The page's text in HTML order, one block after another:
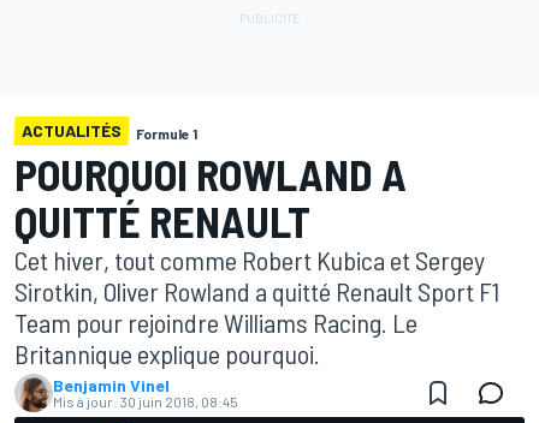
ACTUALITÉS Formule 1
POURQUOI ROWLAND A
QUITTÉ RENAULT
Cet hiver, tout comme Robert Kubica et Sergey
Sirotkin, Oliver Rowland a quitté Renault Sport F1
Team pour rejoindre Williams Racing. Le
Britannique explique pourquoi.
Benjamin Vinel
Mis à jour: 30 juin 2018, 08:45